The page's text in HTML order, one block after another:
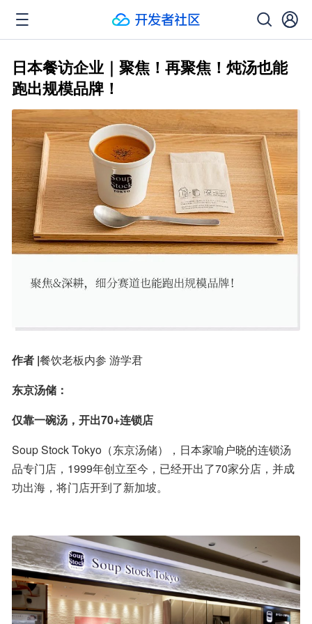
日本餐访企业｜聚焦！再聚焦！炖汤也能
跑出规模品牌！
作者 |餐饮老板内参 游学君
东京汤储：
仅靠一碗汤，开出70+连锁店
Soup Stock Tokyo（东京汤储），日本家喻户晓的连锁汤
品专门店，1999年创立至今，已经开出了70家分店，并成
功出海，将门店开到了新加坡。